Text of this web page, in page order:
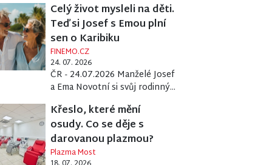
Celý život mysleli na děti.
Teď si Josef s Emou plní
sen o Karibiku
FINEMO.CZ
24. 07. 2026
ČR - 24.07.2026 Manželé Josef
a Ema Novotní si svůj rodinný...
Křeslo, které mění
osudy. Co se děje s
darovanou plazmou?
Plazma Most